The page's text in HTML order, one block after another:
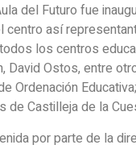
del Futuro fue
centro así
los centros
David Ostos, entre
Ordenación
de Castilleja de la
por parte de la